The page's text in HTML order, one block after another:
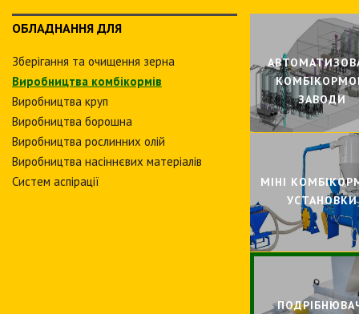
ОБЛАДНАННЯ ДЛЯ
Зберiгання та очищення зерна
Виробництва комбiкормiв
Виробництва круп
Виробництва борошна
Виробництва рослинних олiй
Виробництва насіннєвих матеріалів
Систем аспiрацiї
ЗАВОДИ
МIНI
УСТАНОВКИ